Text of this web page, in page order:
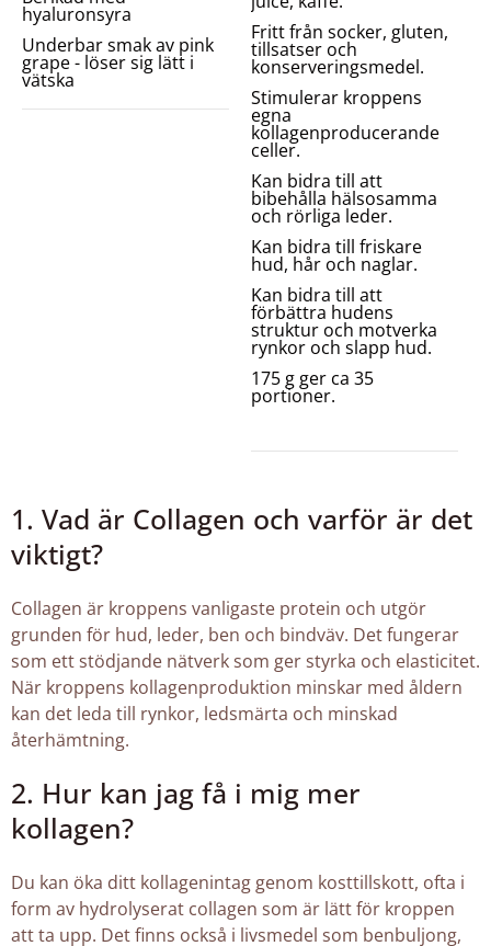
hyaluronsyra
Underbar smak av pink
grape - löser sig lätt i
vätska
Fritt från socker, gluten,
tillsatser och
konserveringsmedel.
Stimulerar kroppens
egna
kollagenproducerande
celler.
Kan bidra till att
bibehålla hälsosamma
och rörliga leder.
Kan bidra till friskare
hud, hår och naglar.
Kan bidra till att
förbättra hudens
struktur och motverka
rynkor och slapp hud.
175 g ger ca 35
portioner.
1. Vad är Collagen och varför är det
viktigt?
Collagen är kroppens vanligaste protein och utgör
grunden för hud, leder, ben och bindväv. Det fungerar
som ett stödjande nätverk som ger styrka och elasticitet.
När kroppens kollagenproduktion minskar med åldern
kan det leda till rynkor, ledsmärta och minskad
återhämtning.
2. Hur kan jag få i mig mer
kollagen?
Du kan öka ditt kollagenintag genom kosttillskott, ofta i
form av hydrolyserat collagen som är lätt för kroppen
att ta upp. Det finns också i livsmedel som benbuljong,